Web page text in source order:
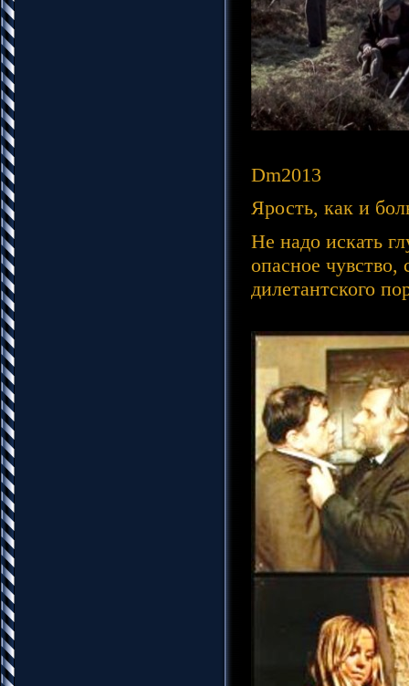
Dm2013
Ярость, как и
Не надо искать
опасное
дилетантского